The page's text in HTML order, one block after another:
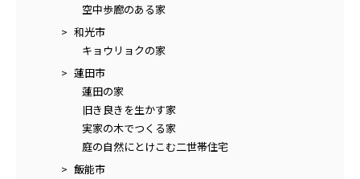
空中歩廊のある家
和光市
キョウリョクの家
蓮田市
蓮田の家
旧き良きを生かす家
実家の木でつくる家
庭の自然にとけこむ二世帯住宅
飯能市